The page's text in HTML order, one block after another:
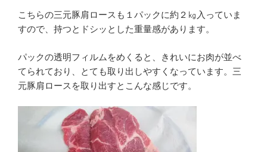
こちらの三元豚肩ロースも１パックに約２㎏入っていま
すので、持つとドシッとした重量感があります。
パックの透明フィルムをめくると、きれいにお肉が並べ
てられており、とても取り出しやすくなっています。三
元豚肩ロースを取り出すとこんな感じです。